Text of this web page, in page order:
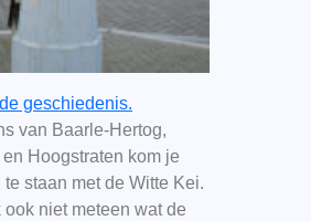
geschiedenis.
van Baarle-Hertog,
Hoogstraten kom je
staan met de Witte Kei.
niet meteen wat de